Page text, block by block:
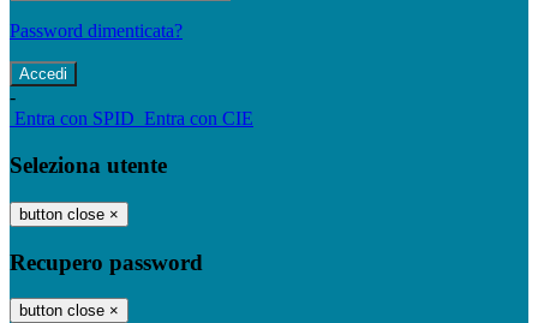
Password dimenticata?
-
Entra con SPID Entra con CIE
Seleziona utente
button close ×
Recupero password
button close ×